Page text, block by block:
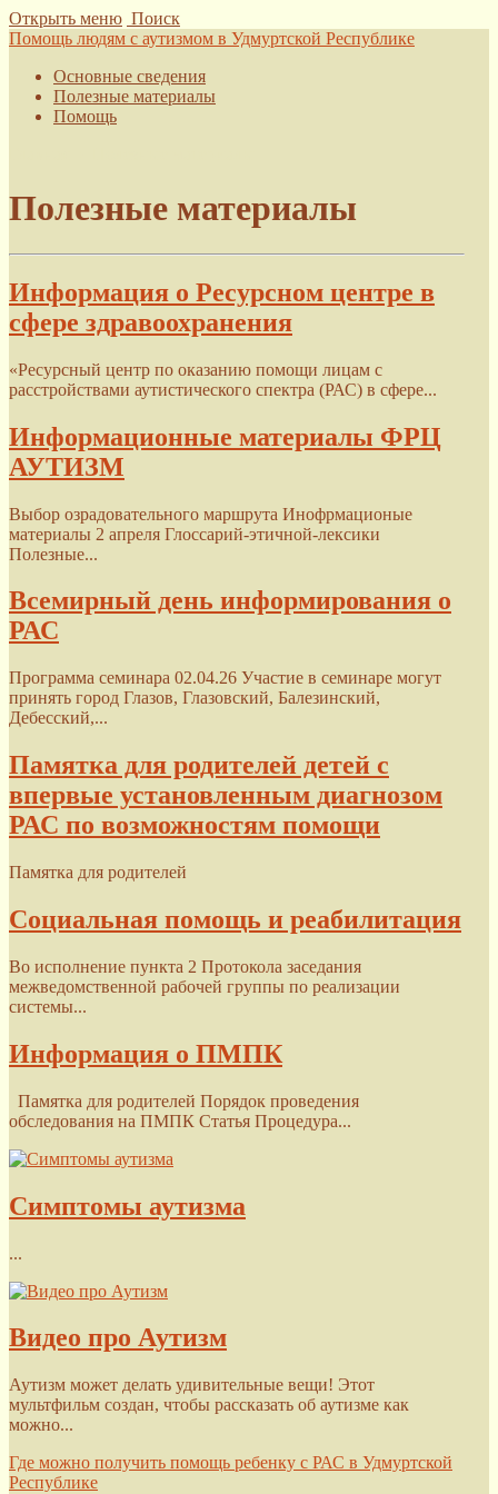
Открыть меню Поиск
Помощь людям с аутизмом в Удмуртской Республике
Основные сведения
Полезные материалы
Помощь
Полезные материалы
Информация о Ресурсном центре в
сфере здравоохранения
«Ресурсный центр по оказанию помощи лицам с
расстройствами аутистического спектра (РАС) в сфере...
Информационные материалы ФРЦ
АУТИЗМ
Выбор озрадовательного маршрута Инофрмационые
материалы 2 апреля Глоссарий-этичной-лексики
Полезные...
Всемирный день информирования о
РАС
Программа семинара 02.04.26 Участие в семинаре могут
принять город Глазов, Глазовский, Балезинский,
Дебесский,...
Памятка для родителей детей с
впервые установленным диагнозом
РАС по возможностям помощи
Памятка для родителей
Социальная помощь и реабилитация
Во исполнение пункта 2 Протокола заседания
межведомственной рабочей группы по реализации
системы...
Информация о ПМПК
Памятка для родителей Порядок проведения
обследования на ПМПК Статья Процедура...
Симптомы аутизма
...
Видео про Аутизм
Аутизм может делать удивительные вещи! Этот
мультфильм создан, чтобы рассказать об аутизме как
можно...
Где можно получить помощь ребенку с РАС в Удмуртской
Республике